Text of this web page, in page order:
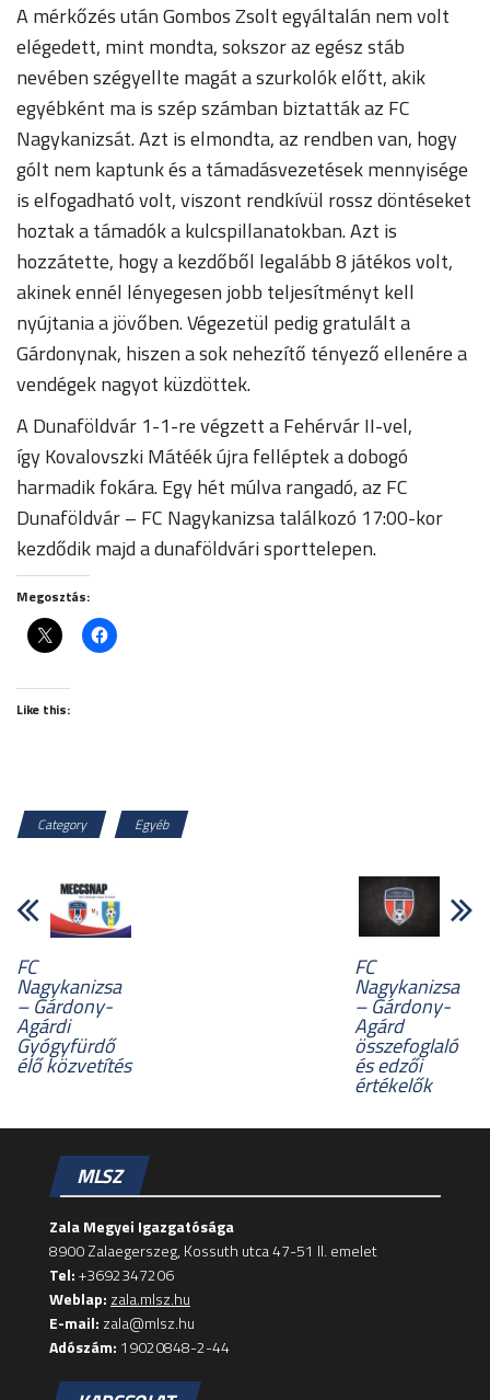
A mérkőzés után Gombos Zsolt egyáltalán nem volt
elégedett, mint mondta, sokszor az egész stáb
nevében szégyellte magát a szurkolók előtt, akik
egyébként ma is szép számban biztatták az FC
Nagykanizsát. Azt is elmondta, az rendben van, hogy
gólt nem kaptunk és a támadásvezetések mennyisége
is elfogadható volt, viszont rendkívül rossz döntéseket
hoztak a támadók a kulcspillanatokban. Azt is
hozzátette, hogy a kezdőből legalább 8 játékos volt,
akinek ennél lényegesen jobb teljesítményt kell
nyújtania a jövőben. Végezetül pedig gratulált a
Gárdonynak, hiszen a sok nehezítő tényező ellenére a
vendégek nagyot küzdöttek.
A Dunaföldvár 1-1-re végzett a Fehérvár II-vel,
így Kovalovszki Mátéék újra felléptek a dobogó
harmadik fokára. Egy hét múlva rangadó, az FC
Dunaföldvár – FC Nagykanizsa találkozó 17:00-kor
kezdődik majd a dunaföldvári sporttelepen.
Megosztás:
Like this:
Category Egyéb
FC
Nagykanizsa
– Gárdony-
Agárdi
Gyógyfürdő
élő közvetítés
FC
Nagykanizsa
– Gárdony-
Agárd
összefoglaló
és edzői
értékelők
MLSZ
Zala Megyei Igazgatósága
8900 Zalaegerszeg, Kossuth utca 47-51 II. emelet
Tel:+3692347206
Weblap: zala.mlsz.hu
E-mail: zala@mlsz.hu
Adószám: 19020848-2-44